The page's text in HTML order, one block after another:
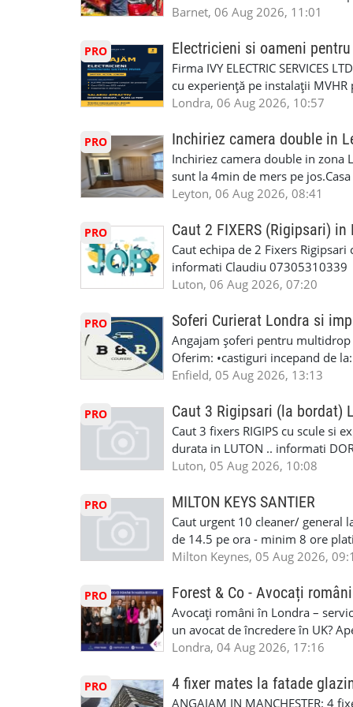
noi oportunități de muncă și de
6RR 🚀 CSCS Colindale – GQA
te astăzi. Construiește-ți viitorul
alegerea ideală: Personal
Auto. Indiferent de situație,
repara in scurt timp si eficient
garaj auto care ofera orice tip de
Lucram cu Toate Garantiile si
iTP/MOT Masini Mici si Vanuri
Accident Management, Preluam
Masina la Schimb. ✅ Distributii
Geometrie Profesionala Roti
Explicatii. ✅ Suntem foarte buni
Reparam orice tip de masina
Masina de Drum Lung. ✅
Detailing Auto Interior/Exterior.
WhatsApp Text https://wa.link/
6HB
#AtelierAutoLondra
#RomanianGarageRepair
#RomanianMechanic
#MecaniciProfesionistiLondra
#mecanicmoldoveanlondra
Barnet, 06 Aug 2026, 11:01
PRO Electricieni si oameni
Firma IVY ELECTRIC SERVICES
cu experiență pe instalații
obligatorii: 🔹 Full PPE
lucru constant ✅ Echipă
detalii și programare, trimiteți
Londra, 06 Aug 2026, 10:57
PRO Inchiriez camera double in
Inchiriez camera double in zona
sunt la 4min de mers pe
incluse.Cautam o persoana sau
seriozitate.Multumesc anticipat.
Leyton, 06 Aug 2026, 08:41
PRO Caut 2 FIXERS (Rigipsari) in
Caut echipa de 2 Fixers
informati Claudiu 07305310339
Luton, 06 Aug 2026, 07:20
PRO Soferi Curierat Londra si
Angajam șoferi pentru
Oferim: •castiguri incepand de
pentru cei platitori de VAT si
status obligatoriu •varsta
compania aplica pentru
•oferim: - training platit (3 zile-
nedeterminata. -full time/ part-
masinii). Acceptam cu permis
Enfield - Weybridge - Romford -
programari la interviu apelati
Enfield, 05 Aug 2026, 13:13
PRO Caut 3 Rigipsari (la bordat)
Caut 3 fixers RIGIPS cu scule si
durata in LUTON .. informati
Luton, 05 Aug 2026, 10:08
PRO MILTON KEYS SANTIER
Caut urgent 10 cleaner/ general
de 14.5 pe ora - minim 8 ore
la Amazon. Munca este usoara,
SAPTAMANALA Contact: +44
interesati
Milton Keynes, 05 Aug 2026,
PRO Forest & Co - Avocați
Avocați români în Londra –
un avocat de încredere în UK?
Solicitors, indiferent că ai nevoie
familiei (divorț, custodie, partaj)
Servicii pentru companii: •
Londra, 04 Aug 2026, 17:16
PRO 4 fixer mates la fatade
ANGAJAM IN MANCHESTER: